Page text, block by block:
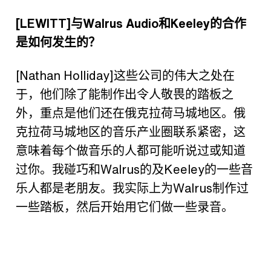
[LEWITT]与Walrus Audio和Keeley的合作
是如何发生的？
[Nathan Holliday]这些公司的伟大之处在
于，他们除了能制作出令人敬畏的踏板之
外，重点是他们还在俄克拉荷马城地区。俄
克拉荷马城地区的音乐产业圈联系紧密，这
意味着每个做音乐的人都可能听说过或知道
过你。我碰巧和Walrus的及Keeley的一些音
乐人都是老朋友。我实际上为Walrus制作过
一些踏板，然后开始用它们做一些录音。